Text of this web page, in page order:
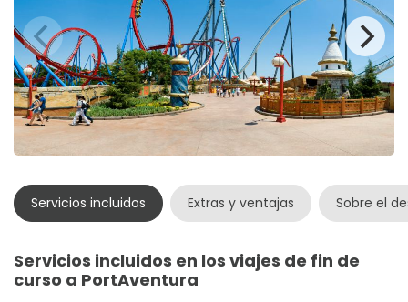
Servicios incluidos Extras y ventajas Sobre el
Servicios incluidos en los viajes de fin de
curso a PortAventura